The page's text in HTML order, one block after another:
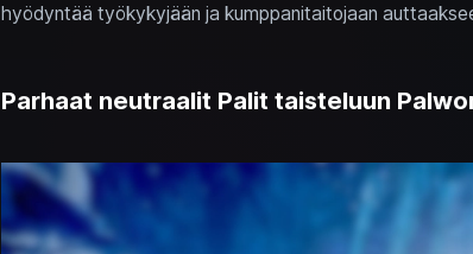
hyödyntää työkykyjään ja kumppanitaitojaan
Parhaat neutraalit Palit taisteluun